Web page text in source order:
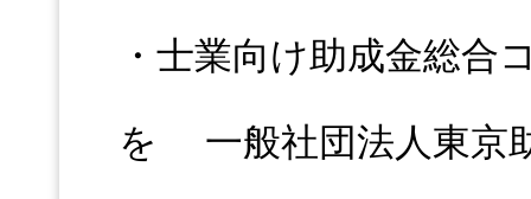
・士業向け助成金総合
を 一般社団法人東京